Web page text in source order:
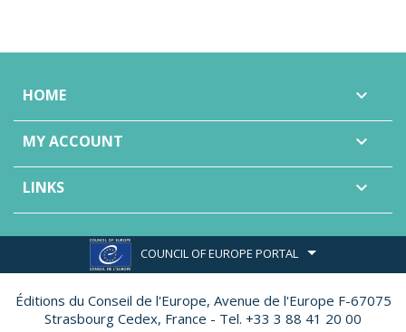
HOME 
MY ACCOUNT 
LINKS 
COUNCIL OF EUROPE PORTAL
Éditions du Conseil de l'Europe, Avenue de l'Europe F-67075
Strasbourg Cedex, France - Tel. +33 3 88 41 20 00